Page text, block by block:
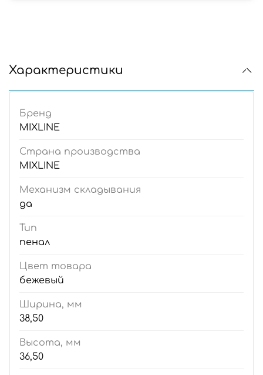
Характеристики
Бренд
MIXLINE
Страна производства
MIXLINE
Механизм складывания
да
Тип
пенал
Цвет товара
бежевый
Ширина, мм
38,50
Высота, мм
36,50